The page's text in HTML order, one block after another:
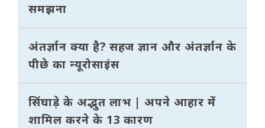
समझना
अंतर्ज्ञान क्या है? सहज ज्ञान और अंतर्ज्ञान के
पीछे का न्यूरोसाइंस
सिंघाड़े के अद्भुत लाभ | अपने आहार में
शामिल करने के 13 कारण